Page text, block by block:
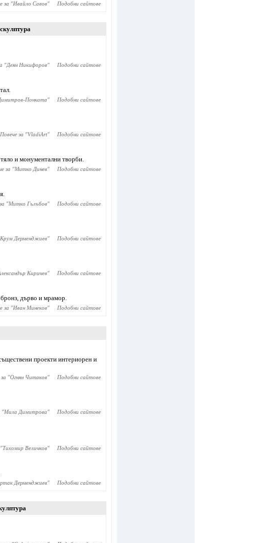
за "Ивайло Савов" Подобни сайтове
скулптура
"Деян Никифоров" Подобни сайтове
Понката" Подобни сайтове
Повече за "VladiArt" Подобни сайтове
и монументални творби.
за "Митко Динев" Подобни сайтове
"Митко Гълъбов" Подобни сайтове
Крум Дерменджиев" Подобни сайтове
Киричев" Подобни сайтове
дърво и мрамор.
за "Иван Минеков" Подобни сайтове
проекти интериорен и
за "Огнян Читаков" Подобни сайтове
"Мила Димитрова" Подобни сайтове
Тихомир Величков" Подобни сайтове
Дерменджиев" Подобни сайтове